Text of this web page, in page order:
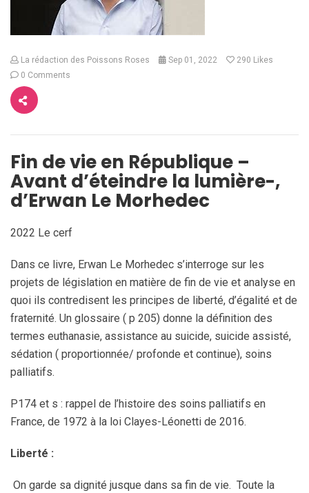
La rédaction des Poissons Roses Sep 01, 2022 290 Likes
0 Comments
Fin de vie en République –
Avant d’éteindre la lumière-,
d’Erwan Le Morhedec
2022 Le cerf
Dans ce livre, Erwan Le Morhedec s’interroge sur les
projets de législation en matière de fin de vie et analyse en
quoi ils contredisent les principes de liberté, d’égalité et de
fraternité. Un glossaire ( p 205) donne la définition des
termes euthanasie, assistance au suicide, suicide assisté,
sédation ( proportionnée/ profonde et continue), soins
palliatifs.
P174 et s : rappel de l’histoire des soins palliatifs en
France, de 1972 à la loi Clayes-Léonetti de 2016.
Liberté :
On garde sa dignité jusque dans sa fin de vie. Toute la